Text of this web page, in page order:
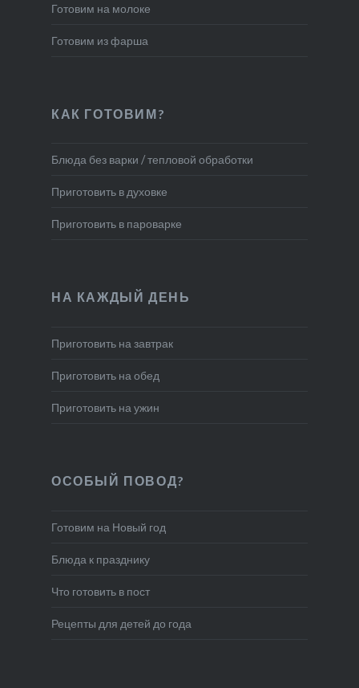
Готовим на молоке
Готовим из фарша
КАК ГОТОВИМ?
Блюда без варки / тепловой обработки
Приготовить в духовке
Приготовить в пароварке
НА КАЖДЫЙ ДЕНЬ
Приготовить на завтрак
Приготовить на обед
Приготовить на ужин
ОСОБЫЙ ПОВОД?
Готовим на Новый год
Блюда к празднику
Что готовить в пост
Рецепты для детей до года